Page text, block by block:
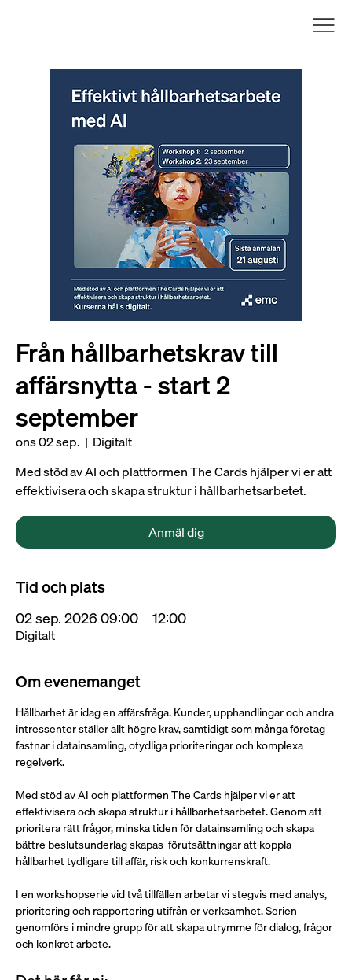
Från hållbarhetskrav till
affärsnytta - start 2
september
ons 02 sep.
  |
Digitalt
Med stöd av AI och plattformen The Cards hjälper vi er att
effektivisera och skapa struktur i hållbarhetsarbetet.
Anmäl dig
Tid och plats
02 sep. 2026 09:00 – 12:00
Digitalt
Om evenemanget
Hållbarhet är idag en affärsfråga. Kunder, upphandlingar och andra
intressenter ställer allt högre krav, samtidigt som många företag
fastnar i datainsamling, otydliga prioriteringar och komplexa
regelverk.
Med stöd av AI och plattformen The Cards hjälper vi er att
effektivisera och skapa struktur i hållbarhetsarbetet. Genom att
prioritera rätt frågor, minska tiden för datainsamling och skapa
bättre beslutsunderlag skapas  förutsättningar att koppla
hållbarhet tydligare till affär, risk och konkurrenskraft.
I en workshopserie vid två tillfällen arbetar vi stegvis med analys,
prioritering och rapportering utifrån er verksamhet. Serien
genomförs i mindre grupp för att skapa utrymme för dialog, frågor
och konkret arbete.